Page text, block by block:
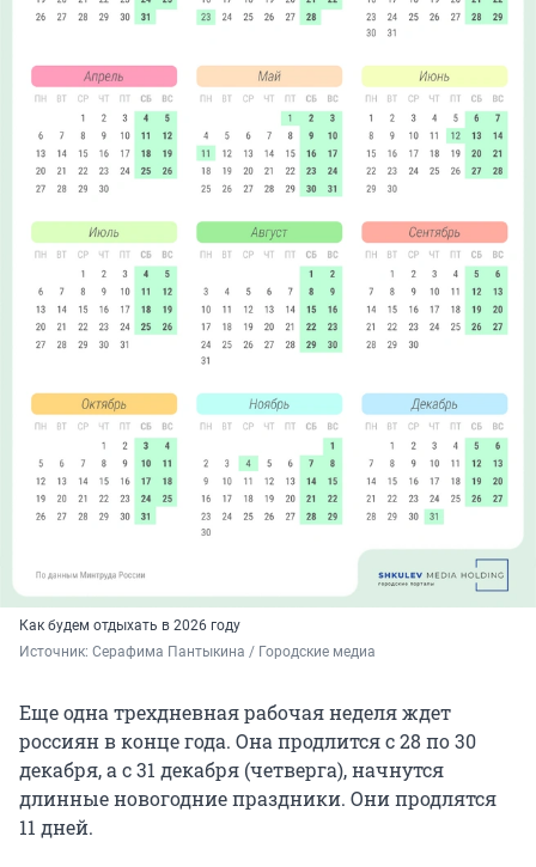
Как будем отдыхать в 2026 году
Источник: Серафима Пантыкина / Городские медиа
Еще одна трехдневная рабочая неделя ждет
россиян в конце года. Она продлится с 28 по 30
декабря, а с 31 декабря (четверга), начнутся
длинные новогодние праздники. Они продлятся
11 дней.